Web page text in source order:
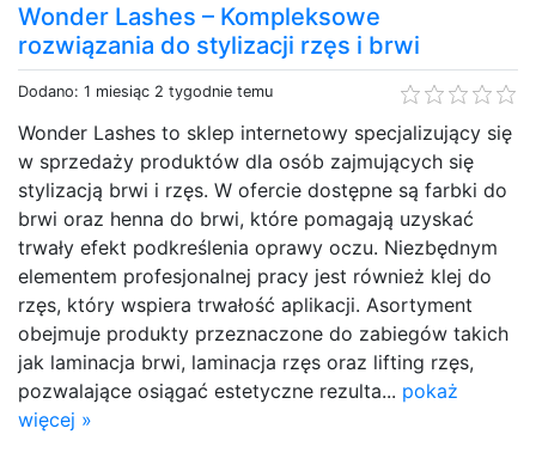
Wonder Lashes – Kompleksowe
rozwiązania do stylizacji rzęs i brwi
Dodano: 1 miesiąc 2 tygodnie temu
Wonder Lashes to sklep internetowy specjalizujący się
w sprzedaży produktów dla osób zajmujących się
stylizacją brwi i rzęs. W ofercie dostępne są farbki do
brwi oraz henna do brwi, które pomagają uzyskać
trwały efekt podkreślenia oprawy oczu. Niezbędnym
elementem profesjonalnej pracy jest również klej do
rzęs, który wspiera trwałość aplikacji. Asortyment
obejmuje produkty przeznaczone do zabiegów takich
jak laminacja brwi, laminacja rzęs oraz lifting rzęs,
pozwalające osiągać estetyczne rezulta... pokaż
więcej »